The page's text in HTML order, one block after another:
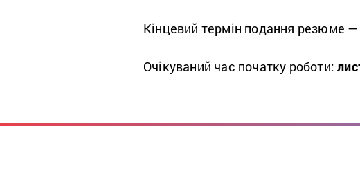
Кінцевий термін подання резюме —
Очікуваний час початку роботи: